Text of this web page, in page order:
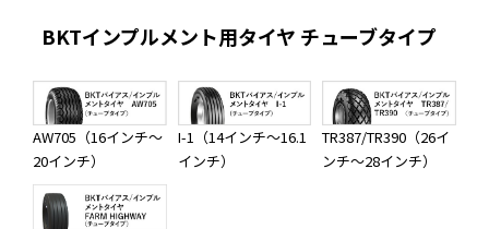
BKTインプルメント用タイヤ チューブタイプ
AW705（16インチ～
20インチ）
I-1（14インチ～16.1
インチ）
TR387/TR390（26イ
ンチ～28インチ）